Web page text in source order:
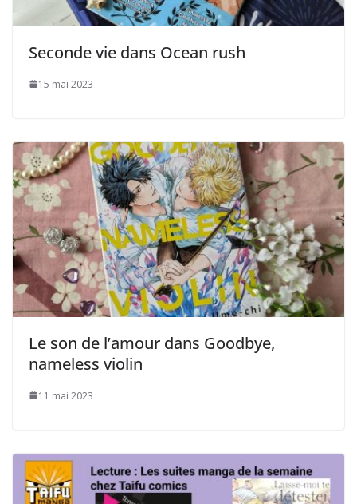
Seconde vie dans Ocean rush
15 mai 2023
Le son de l’amour dans Goodbye,
nameless violin
11 mai 2023